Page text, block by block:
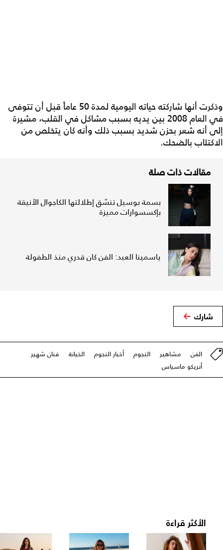
وذكرت أنها شاركته حياته اليومية لمدة 50 عاماً قبل أن تتوفى
في العام 2008 بين يديه بسبب مشاكل في القلب، مشيرة
إلى أنه شعر بحزن شديد بسبب ذلك وأنه كان يتخلص من
الاكتئاب بالضحك.
مقالات ذات صلة
بسمة بوسيل تنسّق إطلالتها الكاجوال الأنيقة
بإكسسوارات مميزة
ياسمينا العبد: الفن كان قدري منذ الطفولة
شارك
الفن مشاهير النجوم أخبار النجوم الخيانة
فنان شهير
أنريكو ماسياس
الأكثر قراءة